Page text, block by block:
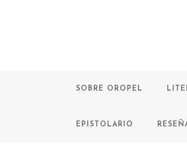
SOBRE OROPEL
EPISTOLARIO